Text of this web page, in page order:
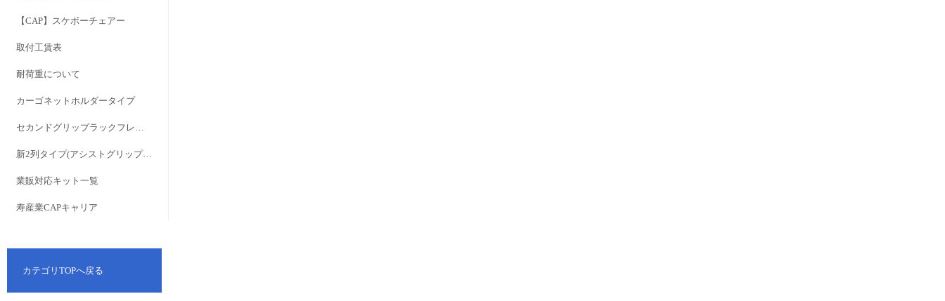
【CAP】スケボーチェアー
取付工賃表
耐荷重について
カーゴネットホルダータイプ
セカンドグリップラックフレーム
新2列タイプ(アシストグリップを外さずに1・2列間のサイドフレームタイプ)
業販対応キット一覧
寿産業CAPキャリア
カテゴリTOPへ戻る